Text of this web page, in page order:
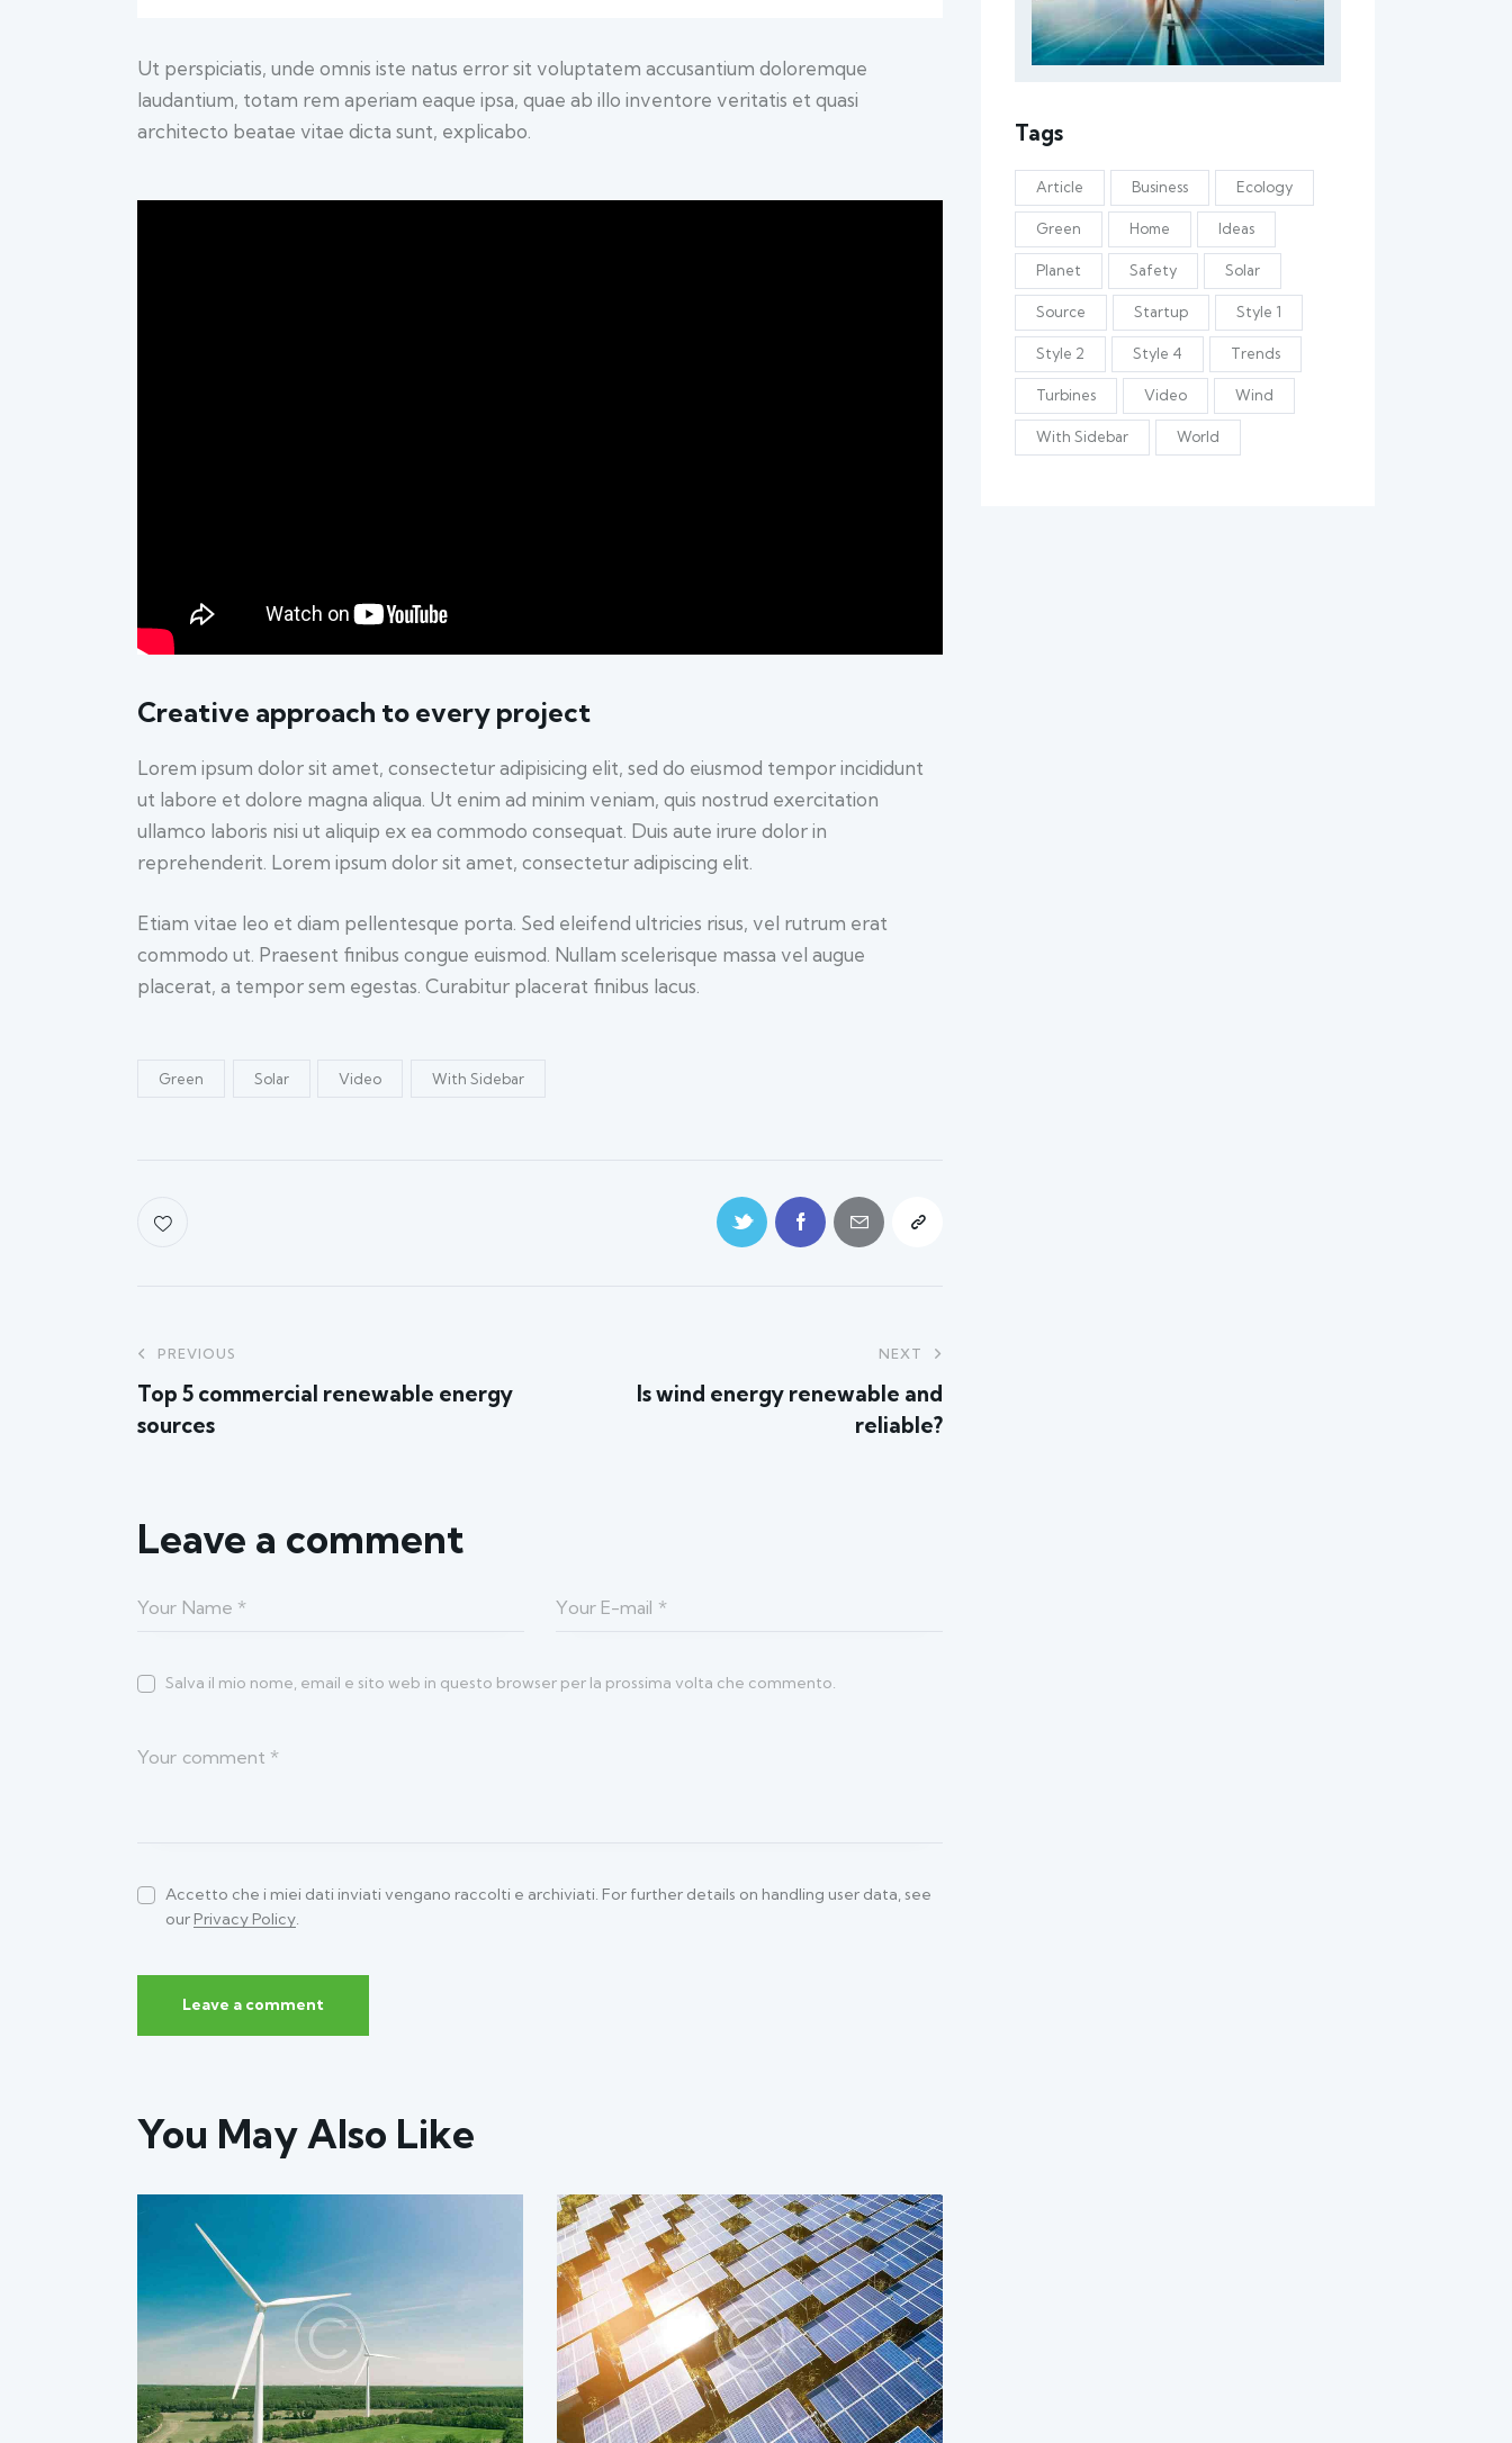
Ut perspiciatis, unde omnis iste natus error sit voluptatem accusantium doloremque
laudantium, totam rem aperiam eaque ipsa, quae ab illo inventore veritatis et quasi
architecto beatae vitae dicta sunt, explicabo.
Creative approach to every project
Lorem ipsum dolor sit amet, consectetur adipisicing elit, sed do eiusmod tempor incididunt
ut labore et dolore magna aliqua. Ut enim ad minim veniam, quis nostrud exercitation
ullamco laboris nisi ut aliquip ex ea commodo consequat. Duis aute irure dolor in
reprehenderit. Lorem ipsum dolor sit amet, consectetur adipiscing elit.
Etiam vitae leo et diam pellentesque porta. Sed eleifend ultricies risus, vel rutrum erat
commodo ut. Praesent finibus congue euismod. Nullam scelerisque massa vel augue
placerat, a tempor sem egestas. Curabitur placerat finibus lacus.
Green Solar Video With Sidebar
PREVIOUS
Top 5 commercial renewable energy
sources
NEXT
Is wind energy renewable and
reliable?
Leave a comment
Salva il mio nome, email e sito web in questo browser per la prossima volta che commento.
Accetto che i miei dati inviati vengano raccolti e archiviati. For further details on handling user data, see
our Privacy Policy.
You May Also Like
Tags
Article Business Ecology
Green Home Ideas
Planet Safety Solar
Source Startup Style 1
Style 2 Style 4 Trends
Turbines Video Wind
With Sidebar World